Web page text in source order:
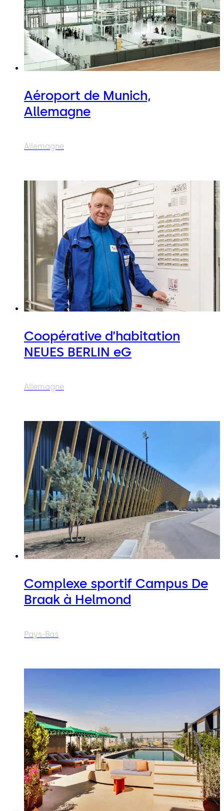
Aéroport de Munich,
Allemagne
Allemagne
Coopérative d’habitation
NEUES BERLIN eG
Allemagne
Complexe sportif Campus De
Braak à Helmond
Pays-Bas